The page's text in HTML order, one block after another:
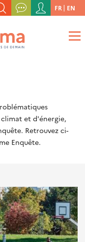
Menu
du
compte
de
FR EN
et d'énergie,
Retrouvez ci-
Enquête.